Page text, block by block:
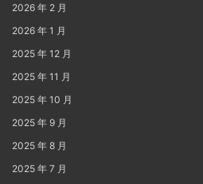
2026 年 2 月
2026 年 1 月
2025 年 12 月
2025 年 11 月
2025 年 10 月
2025 年 9 月
2025 年 8 月
2025 年 7 月